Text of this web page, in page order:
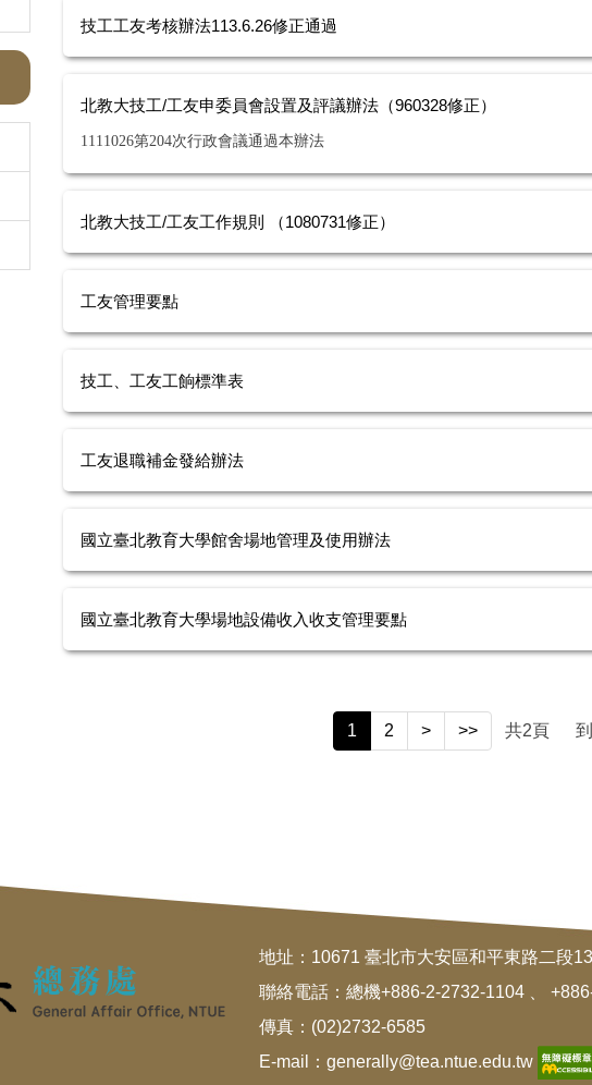
技工工友考核辦法113.6.26修正通過
北教大技工/工友申委員會設置及評議辦法（960328修正）
1111026第204次行政會議通過本辦法
北教大技工/工友工作規則 （1080731修正）
工友管理要點
技工、工友工餉標準表
工友退職補金發給辦法
國立臺北教育大學館舍場地管理及使用辦法
國立臺北教育大學場地設備收入收支管理要點
1 2 > >> 共2頁 到
地址：10671 臺北市大安區和平東路二段
聯絡電話：總機+886-2-2732-1104 、
傳真：(02)2732-6585
E-mail：generally@tea.ntue.edu.tw